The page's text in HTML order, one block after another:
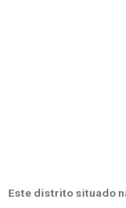
Este distrito situado